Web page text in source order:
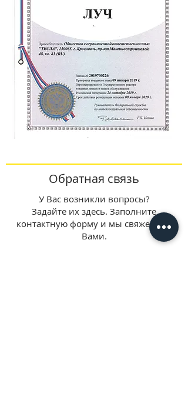
Обратная связь
У Вас возникли вопросы?
Задайте их здесь. Заполните
контактную форму и мы свяжемся с
Вами.